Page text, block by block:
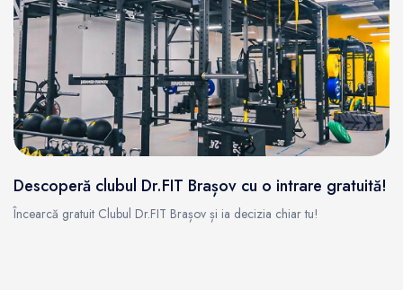
Descoperă clubul Dr.FIT Brașov cu o intrare gratuită!
Încearcă gratuit Clubul Dr.FIT Brașov și ia decizia chiar tu!